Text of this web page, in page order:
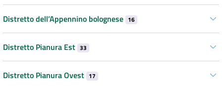
Distretto dell’Appennino bolognese 16
Distretto Pianura Est 33
Distretto Pianura Ovest 17